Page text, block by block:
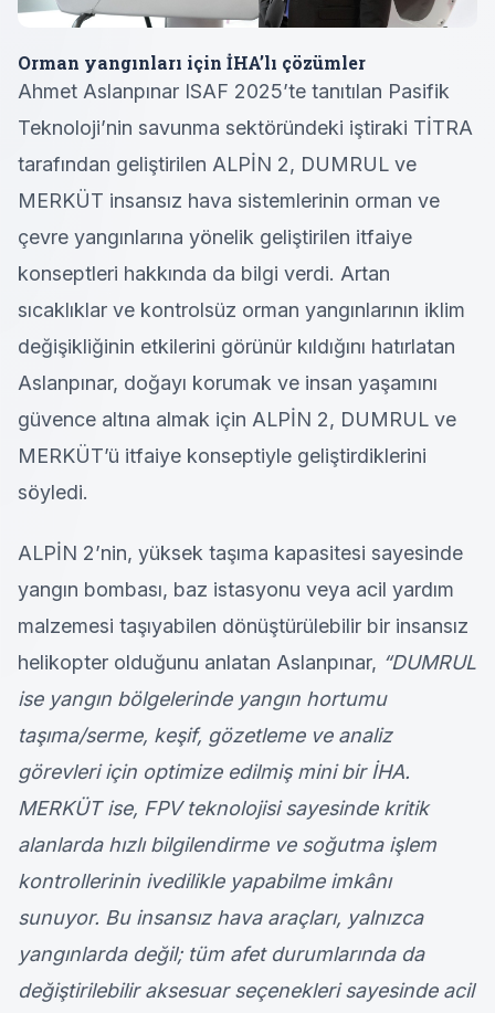
Orman yangınları için İHA’lı çözümler
Ahmet Aslanpınar ISAF 2025’te tanıtılan Pasifik
Teknoloji’nin savunma sektöründeki iştiraki TİTRA
tarafından geliştirilen ALPİN 2, DUMRUL ve
MERKÜT insansız hava sistemlerinin orman ve
çevre yangınlarına yönelik geliştirilen itfaiye
konseptleri hakkında da bilgi verdi. Artan
sıcaklıklar ve kontrolsüz orman yangınlarının iklim
değişikliğinin etkilerini görünür kıldığını hatırlatan
Aslanpınar, doğayı korumak ve insan yaşamını
güvence altına almak için ALPİN 2, DUMRUL ve
MERKÜT’ü itfaiye konseptiyle geliştirdiklerini
söyledi.
ALPİN 2’nin, yüksek taşıma kapasitesi sayesinde
yangın bombası, baz istasyonu veya acil yardım
malzemesi taşıyabilen dönüştürülebilir bir insansız
helikopter olduğunu anlatan Aslanpınar, “DUMRUL
ise yangın bölgelerinde yangın hortumu
taşıma/serme, keşif, gözetleme ve analiz
görevleri için optimize edilmiş mini bir İHA.
MERKÜT ise, FPV teknolojisi sayesinde kritik
alanlarda hızlı bilgilendirme ve soğutma işlem
kontrollerinin ivedilikle yapabilme imkânı
sunuyor. Bu insansız hava araçları, yalnızca
yangınlarda değil; tüm afet durumlarında da
değiştirilebilir aksesuar seçenekleri sayesinde acil